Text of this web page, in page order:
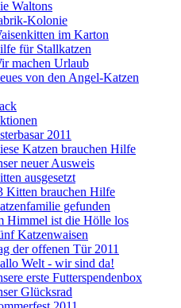
Waltons
Kolonie
im Karton
für Stallkatzen
machen Urlaub
von den Angel-Katzen
2011
Katzen brauchen Hilfe
neuer Ausweis
ausgesetzt
Kitten brauchen Hilfe
gefunden
Himmel ist die Hölle los
Katzenwaisen
der offenen Tür 2011
Welt - wir sind da!
erste Futterspendenbox
Glücksrad